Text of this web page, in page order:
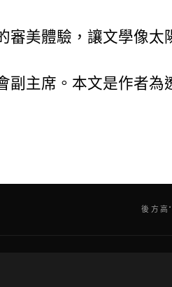
美體驗，讓文學像太
副主席。本文是作者
後方高